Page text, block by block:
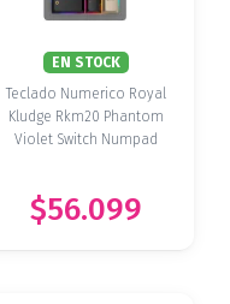
EN STOCK
Teclado Numerico Royal
Kludge Rkm20 Phantom
Violet Switch Numpad
$56.099